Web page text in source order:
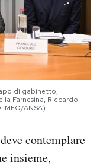
di gabinetto,
Farnesina, Riccardo
MEO/ANSA)
contemplare
insieme,